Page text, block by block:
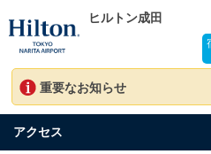
ヒルトン成田
重要なお知らせ
アクセス